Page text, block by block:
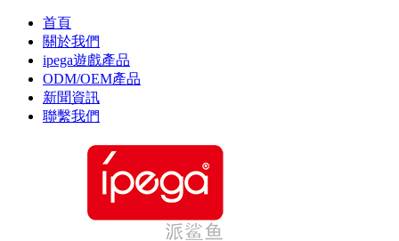
首頁
關於我們
ipega遊戲產品
ODM/OEM產品
新聞資訊
聯繫我們